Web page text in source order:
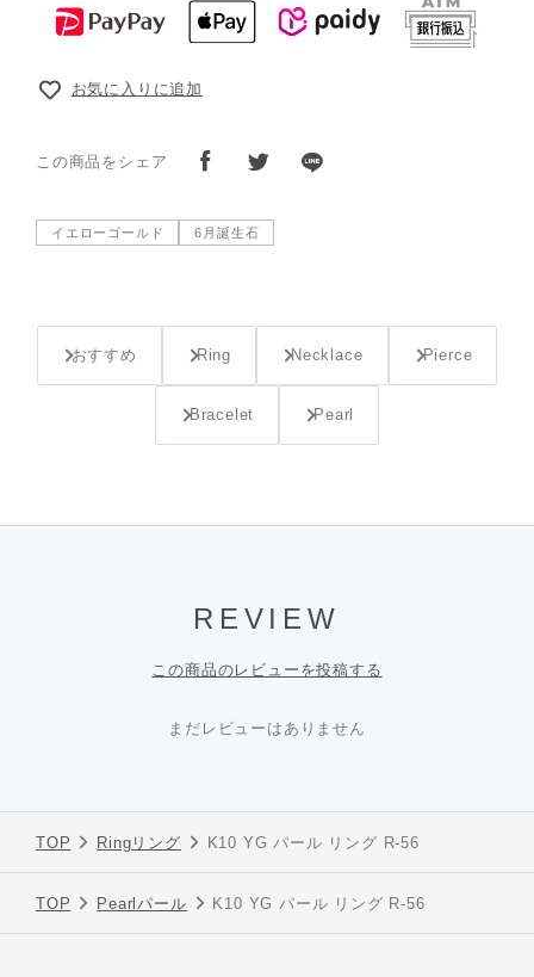
お気に入りに追加
この商品をシェア
イエローゴールド 6月誕生石
おすすめ Ring Necklace Pierce
Bracelet Pearl
REVIEW
この商品のレビューを投稿する
まだレビューはありません
TOP Ring リング K10 YG パール リング R-56
TOP Pearl パール K10 YG パール リング R-56